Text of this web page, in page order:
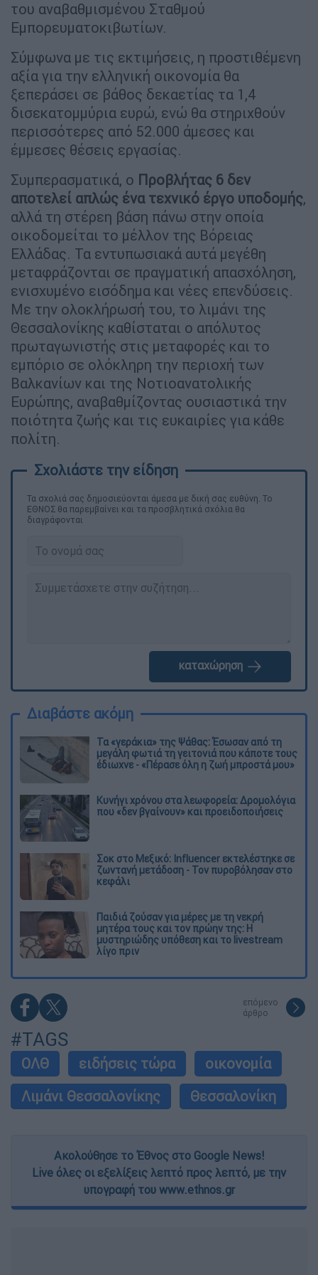
του αναβαθμισμένου Σταθμού
Εμπορευματοκιβωτίων.
Σύμφωνα με τις εκτιμήσεις, η προστιθέμενη
αξία για την ελληνική οικονομία θα
ξεπεράσει σε βάθος δεκαετίας τα 1,4
δισεκατομμύρια ευρώ, ενώ θα στηριχθούν
περισσότερες από 52.000 άμεσες και
έμμεσες θέσεις εργασίας.
Συμπερασματικά, ο Προβλήτας 6 δεν
αποτελεί απλώς ένα τεχνικό έργο υποδομής,
αλλά τη στέρεη βάση πάνω στην οποία
οικοδομείται το μέλλον της Βόρειας
Ελλάδας. Τα εντυπωσιακά αυτά μεγέθη
μεταφράζονται σε πραγματική απασχόληση,
ενισχυμένο εισόδημα και νέες επενδύσεις.
Με την ολοκλήρωσή του, το λιμάνι της
Θεσσαλονίκης καθίσταται ο απόλυτος
πρωταγωνιστής στις μεταφορές και το
εμπόριο σε ολόκληρη την περιοχή των
Βαλκανίων και της Νοτιοανατολικής
Ευρώπης, αναβαθμίζοντας ουσιαστικά την
ποιότητα ζωής και τις ευκαιρίες για κάθε
πολίτη.
Τα σχολιά σας δημοσιεύονται άμεσα με δική σας ευθύνη. Το
ΕΘΝΟΣ θα παρεμβαίνει και τα προσβλητικά σχόλια θα
διαγράφονται
καταχώρηση
Διαβάστε ακόμη
Τα «γεράκια» της Ψάθας: Έσωσαν από τη
μεγάλη φωτιά τη γειτονιά που κάποτε τους
έδιωχνε - «Πέρασε όλη η ζωή μπροστά μου»
Κυνήγι χρόνου στα λεωφορεία: Δρομολόγια
που «δεν βγαίνουν» και προειδοποιήσεις
Σοκ στο Μεξικό: Influencer εκτελέστηκε σε
ζωντανή μετάδοση - Τον πυροβόλησαν στο
κεφάλι
Παιδιά ζούσαν για μέρες με τη νεκρή
μητέρα τους και τον πρώην της: Η
μυστηριώδης υπόθεση και το livestream
λίγο πριν
επόμενο
άρθρο
#TAGS
ΟΛΘ ειδήσεις τώρα
οικονομία
Λιμάνι Θεσσαλονίκης
Θεσσαλονίκη
Ακολούθησε το Έθνος στο Google News!
Live όλες οι εξελίξεις λεπτό προς λεπτό, με την
υπογραφή του www.ethnos.gr